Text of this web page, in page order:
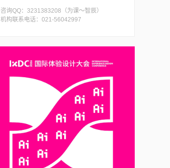
咨询QQ：3231383208（为课～智辰）
机构联系电话：021-56042997